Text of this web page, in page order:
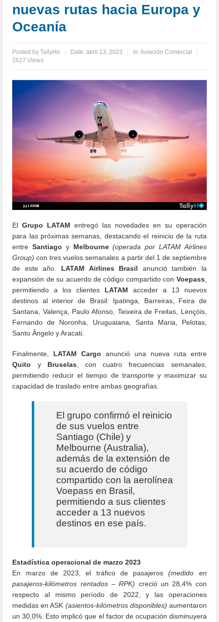
nuevas rutas hacia Europa y
Oceanía
Posted byTallyHo Date:abril 13, 2023 in:Aviación Comercial
2627 Views
ElGrupo LATAM entregó las novedades en su operación
para las próximas semanas, destacando el reinicio de la ruta
entreSantiago y Melbourne (operada por LATAM Airlines
Group) con tres vuelos semanales a partir del 1 de septiembre
de este año.
LATAM Airlines Brasil anunció también la
expansión de su acuerdo de código compartido con Voepass
permitiendo a los clientes LATAM acceder a 13 nuevos
destinos al interior de Brasil: Ipatinga, Barreiras, Feira de
Santana, Valença, Paulo Afonso, Teixeira de Freitas, Lençóis,
Fernando de Noronha, Uruguaiana, Santa Maria, Pelotas,
Santo Ângelo y Aracati.
Finalmente, LATAM Cargo anunció una nueva ruta entre
Quito y Bruselas , con cuatro frecuencias semanales,
permitiendo reducir el tiempo de transporte y maximizar su
capacidad de traslado entre ambas geografías.
El grupo confirmó el reinicio
de sus vuelos entre
Santiago (Chile) y
Melbourne (Australia),
además de la extensión de
su acuerdo de código
compartido con la aerolínea
Voepass en Brasil,
permitiendo a sus clientes
acceder a 13 nuevos
destinos en ese país.
Estadística operacional de marzo 2023
En marzo de 2023, el tráfico de pasajeros (medido en
pasajeros-kilómetros rentados – RPK) creció un 28,4% con
respecto al mismo período de 2022, y las operaciones
medidas en ASK (asientos-kilómetros disponibles) aumentaron
un 30,0%. Esto implicó que el factor de ocupación disminuyera